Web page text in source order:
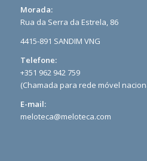
Morada:
Rua da Serra da Estrela, 86
4415-891 SANDIM VNG
Telefone:
+351 962 942 759
(Chamada para rede móvel
E-mail:
meloteca@meloteca.com